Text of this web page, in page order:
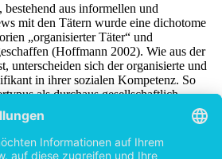
aus informellen und
mit den Tätern wurde eine dichotome
„organisierter Täter“ und
(Hoffmann 2002). Wie aus der
unterscheiden sich der organisierte und
in ihrer sozialen Kompetenz. So
als durchaus gesellschaftlich
er ist sozial integriert, berufstätig, hat
und ist durchaus beziehungserfahren.
dem desorganisierten Täter im
1996).